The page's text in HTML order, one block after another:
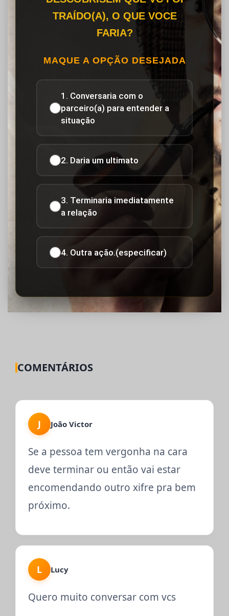
TRAÍDO(A), O QUE VOCE
FARIA?
MAQUE A OPÇÃO DESEJADA
1. Conversaria com o
parceiro(a) para entender a
situação
2. Daria um ultimato
3. Terminaria imediatamente
a relação
4. Outra ação.(especificar)
COMENTÁRIOS
J João Victor
Se a pessoa tem vergonha na cara
deve terminar ou então vai estar
encomendando outro xifre pra bem
próximo.
L Lucy
Quero muito conversar com vcs